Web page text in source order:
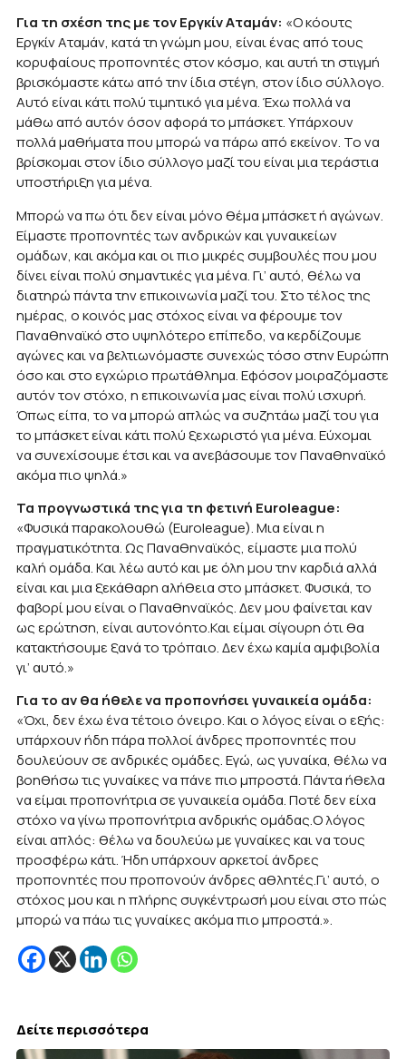
Για τη σχέση της με τον Εργκίν Αταμάν: «Ο κόουτς
Εργκίν Αταμάν, κατά τη γνώμη μου, είναι ένας από τους
κορυφαίους προπονητές στον κόσμο, και αυτή τη στιγμή
βρισκόμαστε κάτω από την ίδια στέγη, στον ίδιο σύλλογο.
Αυτό είναι κάτι πολύ τιμητικό για μένα. Έχω πολλά να
μάθω από αυτόν όσον αφορά το μπάσκετ. Υπάρχουν
πολλά μαθήματα που μπορώ να πάρω από εκείνον. Το να
βρίσκομαι στον ίδιο σύλλογο μαζί του είναι μια τεράστια
υποστήριξη για μένα.
Μπορώ να πω ότι δεν είναι μόνο θέμα μπάσκετ ή αγώνων.
Είμαστε προπονητές των ανδρικών και γυναικείων
ομάδων, και ακόμα και οι πιο μικρές συμβουλές που μου
δίνει είναι πολύ σημαντικές για μένα. Γι’ αυτό, θέλω να
διατηρώ πάντα την επικοινωνία μαζί του. Στο τέλος της
ημέρας, ο κοινός μας στόχος είναι να φέρουμε τον
Παναθηναϊκό στο υψηλότερο επίπεδο, να κερδίζουμε
αγώνες και να βελτιωνόμαστε συνεχώς τόσο στην Ευρώπη
όσο και στο εγχώριο πρωτάθλημα. Εφόσον μοιραζόμαστε
αυτόν τον στόχο, η επικοινωνία μας είναι πολύ ισχυρή.
Όπως είπα, το να μπορώ απλώς να συζητάω μαζί του για
το μπάσκετ είναι κάτι πολύ ξεχωριστό για μένα. Εύχομαι
να συνεχίσουμε έτσι και να ανεβάσουμε τον Παναθηναϊκό
ακόμα πιο ψηλά.»
Τα προγνωστικά της για τη φετινή Euroleague:
«Φυσικά παρακολουθώ (Euroleague). Μια είναι η
πραγματικότητα. Ως Παναθηναϊκός, είμαστε μια πολύ
καλή ομάδα. Και λέω αυτό και με όλη μου την καρδιά αλλά
είναι και μια ξεκάθαρη αλήθεια στο μπάσκετ. Φυσικά, το
φαβορί μου είναι ο Παναθηναϊκός. Δεν μου φαίνεται καν
ως ερώτηση, είναι αυτονόητο.Και είμαι σίγουρη ότι θα
κατακτήσουμε ξανά το τρόπαιο. Δεν έχω καμία αμφιβολία
γι’ αυτό.»
Για το αν θα ήθελε να προπονήσει γυναικεία ομάδα:
«Όχι, δεν έχω ένα τέτοιο όνειρο. Και ο λόγος είναι ο εξής:
υπάρχουν ήδη πάρα πολλοί άνδρες προπονητές που
δουλεύουν σε ανδρικές ομάδες. Εγώ, ως γυναίκα, θέλω να
βοηθήσω τις γυναίκες να πάνε πιο μπροστά. Πάντα ήθελα
να είμαι προπονήτρια σε γυναικεία ομάδα. Ποτέ δεν είχα
στόχο να γίνω προπονήτρια ανδρικής ομάδας.Ο λόγος
είναι απλός: θέλω να δουλεύω με γυναίκες και να τους
προσφέρω κάτι. Ήδη υπάρχουν αρκετοί άνδρες
προπονητές που προπονούν άνδρες αθλητές.Γι’ αυτό, ο
στόχος μου και η πλήρης συγκέντρωσή μου είναι στο πώς
μπορώ να πάω τις γυναίκες ακόμα πιο μπροστά.».
Δείτε περισσότερα